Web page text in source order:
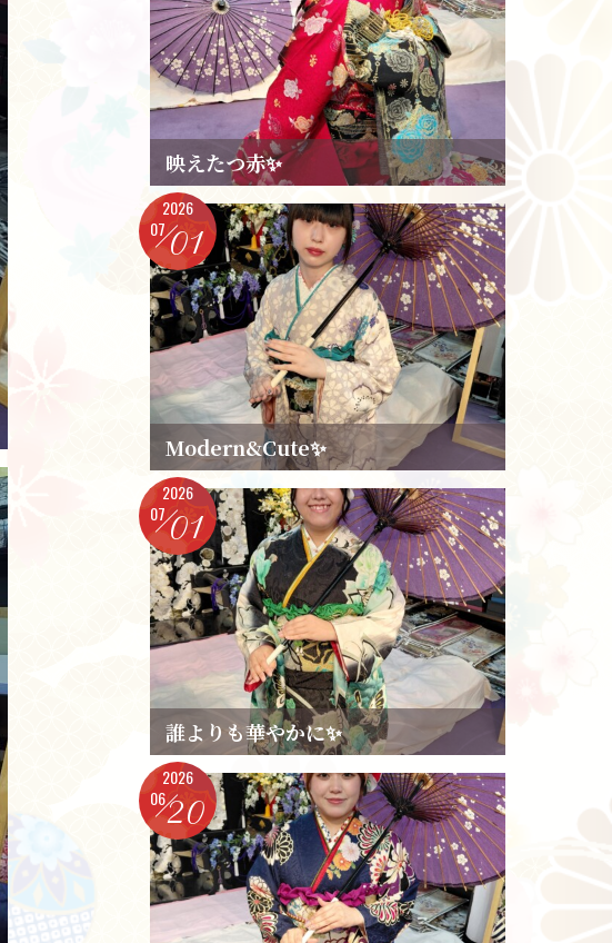
映えたつ赤✨️
2026
0701
Modern&Cute✨️
2026
0701
誰よりも華やかに✨️
2026
0620